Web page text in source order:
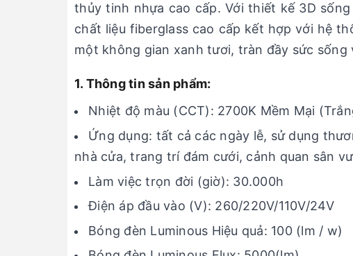
thủy tinh nhựa cao cấp. Với thiết kế 3D
chất liệu fiberglass cao cấp kết hợp với hệ
một không gian xanh tươi, tràn đầy sức
1. Thông tin sản phẩm:
Nhiệt độ màu (CCT): 2700K Mềm Mại
Ứng dụng: tất cả các ngày lễ, sử dụng
nhà cửa, trang trí đám cưới, cảnh quan sân
Làm việc trọn đời (giờ): 30.000h
Điện áp đầu vào (V): 260/220V/110V/24V
Bóng đèn Luminous Hiệu quả: 100 (lm / w)